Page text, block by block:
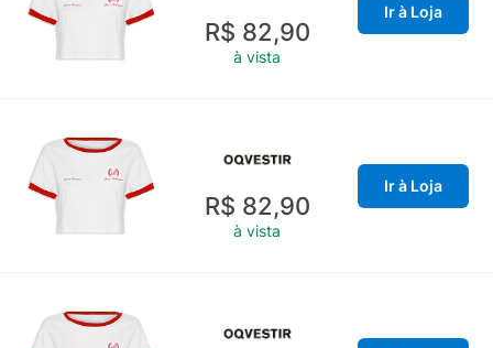
R$ 82,90
à vista
Ir à Loja
R$ 82,90
à vista
Ir à Loja